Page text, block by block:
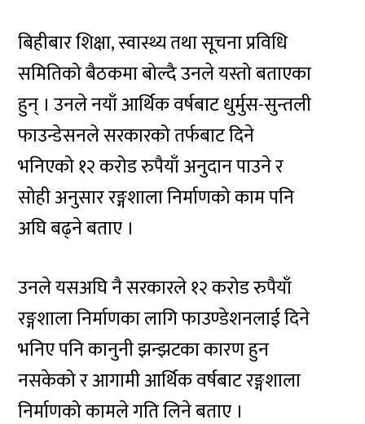
बिहीबार शिक्षा, स्वास्थ्य तथा सूचना प्रविधि
समितिको बैठकमा बोल्दै उनले यस्तो बताएका
हुन् । उनले नयाँ आर्थिक वर्षबाट धुर्मुस-सुन्तली
फाउन्डेसनले सरकारको तर्फबाट दिने
भनिएको १२ करोड रुपैयाँ अनुदान पाउने र
सोही अनुसार रङ्गशाला निर्माणको काम पनि
अघि बढ्ने बताए ।
उनले यसअघि नै सरकारले १२ करोड रुपैयाँ
रङ्गशाला निर्माणका लागि फाउण्डेशनलाई दिने
भनिए पनि कानुनी झन्झटका कारण हुन
नसकेको र आगामी आर्थिक वर्षबाट रङ्गशाला
निर्माणको कामले गति लिने बताए ।